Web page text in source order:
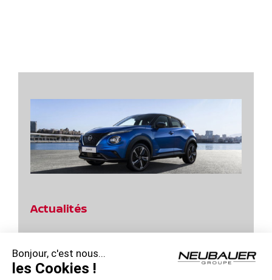
Actualités
Profitez des Jours Hybrides Nissan !
Bonjour, c'est nous...
les Cookies !